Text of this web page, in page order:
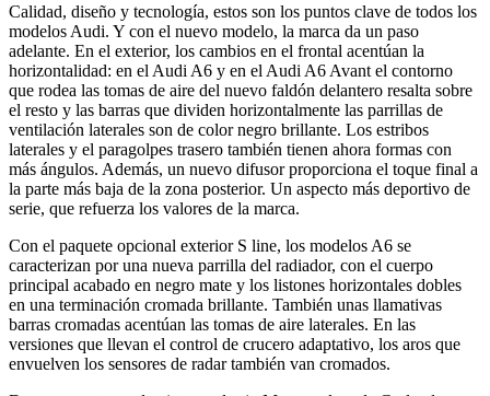
Calidad, diseño y tecnología, estos son los puntos clave de todos los
modelos Audi. Y con el nuevo modelo, la marca da un paso
adelante. En el exterior, los cambios en el frontal acentúan la
horizontalidad: en el Audi A6 y en el Audi A6 Avant el contorno
que rodea las tomas de aire del nuevo faldón delantero resalta sobre
el resto y las barras que dividen horizontalmente las parrillas de
ventilación laterales son de color negro brillante. Los estribos
laterales y el paragolpes trasero también tienen ahora formas con
más ángulos. Además, un nuevo difusor proporciona el toque final a
la parte más baja de la zona posterior. Un aspecto más deportivo de
serie, que refuerza los valores de la marca.
Con el paquete opcional exterior S line, los modelos A6 se
caracterizan por una nueva parrilla del radiador, con el cuerpo
principal acabado en negro mate y los listones horizontales dobles
en una terminación cromada brillante. También unas llamativas
barras cromadas acentúan las tomas de aire laterales. En las
versiones que llevan el control de crucero adaptativo, los aros que
envuelven los sensores de radar también van cromados.